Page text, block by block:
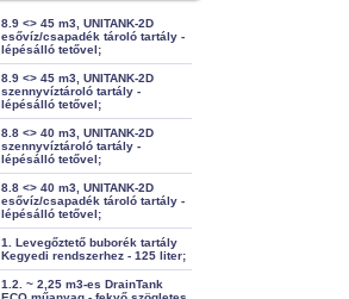
8.9 <> 45 m3, UNITANK-2D
esővíz/csapadék tároló tartály -
lépésálló tetővel;
8.9 <> 45 m3, UNITANK-2D
szennyvíztároló tartály -
lépésálló tetővel;
8.8 <> 40 m3, UNITANK-2D
szennyvíztároló tartály -
lépésálló tetővel;
8.8 <> 40 m3, UNITANK-2D
esővíz/csapadék tároló tartály -
lépésálló tetővel;
1. Levegőztető buborék tartály
Kegyedi rendszerhez - 125 liter;
1.2. ~ 2,25 m3-es DrainTank